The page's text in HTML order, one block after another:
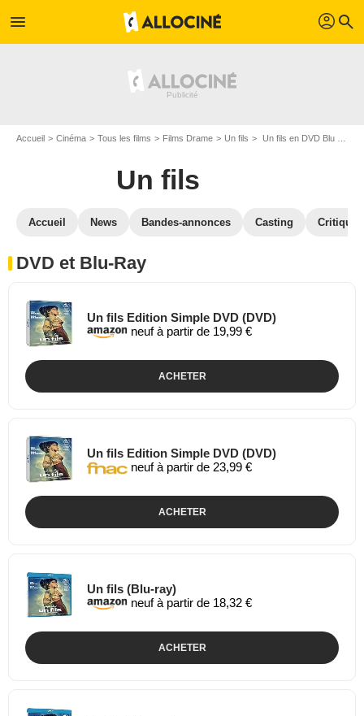
menu profil search
Accueil Cinéma Tous les films Films Drame Un fils Un fils en DVD Blu Ray
Un fils
Accueil News Bandes-annonces Casting
DVD et Blu-Ray
Un fils Edition Simple DVD (DVD)
neuf à partir de 19,99 €
ACHETER
Un fils Edition Simple DVD (DVD)
neuf à partir de 23,99 €
ACHETER
Un fils (Blu-ray)
neuf à partir de 18,32 €
ACHETER